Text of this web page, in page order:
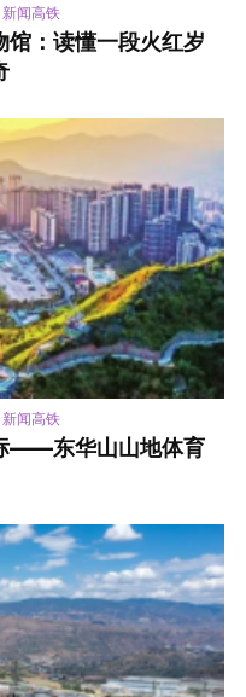
新闻高铁
：读懂一段火红岁
新闻高铁
——东华山山地体育